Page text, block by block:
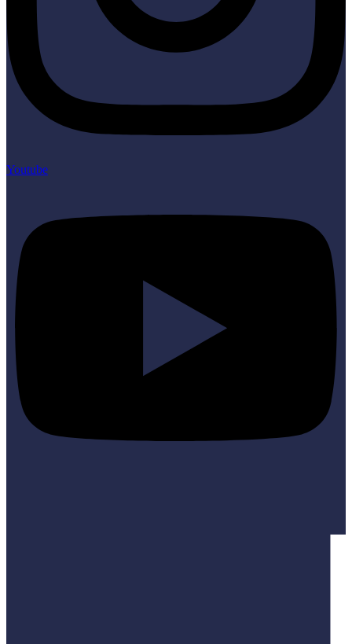
Youtube